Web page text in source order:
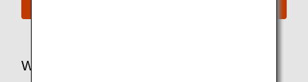
Weitere Vorteile für Passagiere der First